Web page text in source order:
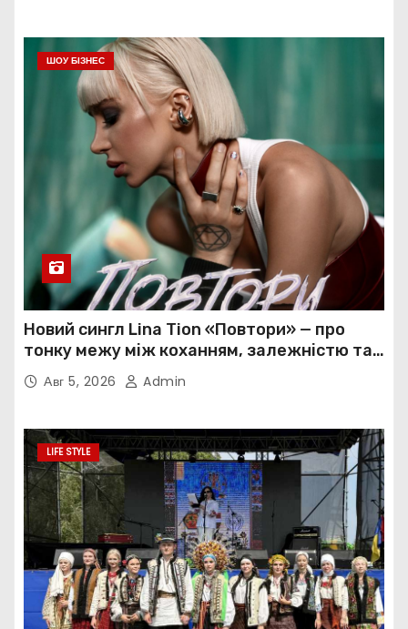
ШОУ БІЗНЕС
Новий сингл Lina Tion «Повтори» — про
тонку межу між коханням, залежністю та
нав’язливою прив’язаністю
Авг 5, 2026 Admin
LIFE STYLE